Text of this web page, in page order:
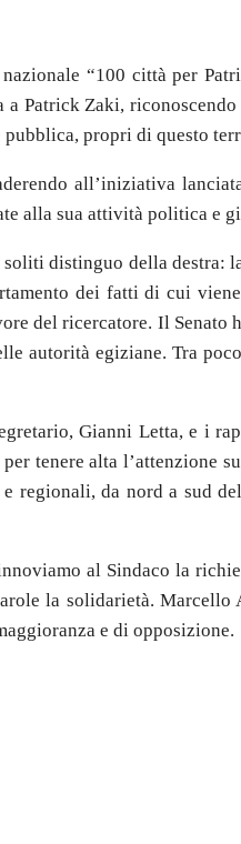
“100 città per
Patrick Zaki,
propri di questo
all’iniziativa
alla sua attività politica e
soliti distinguo della
dei fatti di cui
del ricercatore. Il
autorità egiziane. Tra
Gianni Letta, e i
tenere alta
regionali, da nord a sud
al Sindaco la
la solidarietà.
e di opposizione.